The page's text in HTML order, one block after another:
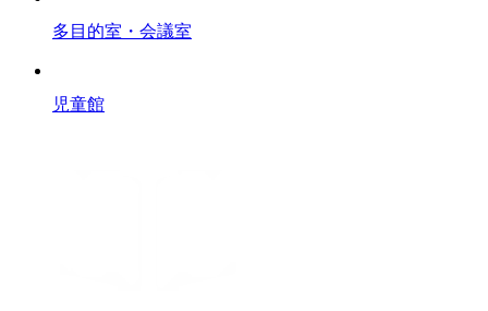
多目的室・会議室
児童館